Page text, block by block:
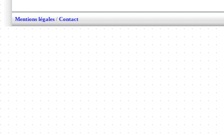
Mentions légales / Contact